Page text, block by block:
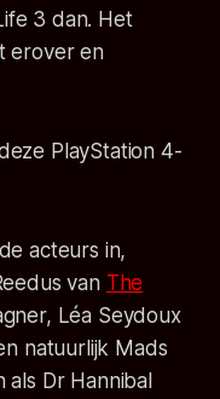
3 dan. Het
erover en
PlayStation 4-
acteurs in,
van The
Léa Seydoux
natuurlijk Mads
als Dr Hannibal